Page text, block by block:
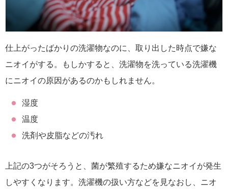
仕上がったばかりの洗濯物なのに、取り出した時点で嫌な
ニオイがする。もしかすると、洗濯物を洗っている洗濯機
にニオイの原因があるのかもしれません。
湿度
温度
洗剤や皮脂などの汚れ
上記の3つがそろうと、菌が繁殖するため嫌なニオイが発生
しやすくなります。洗濯機の扱い方などを見なおし、ニオ